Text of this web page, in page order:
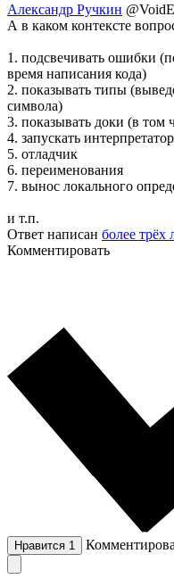
Александр Ручкин
А в каком контексте
1. подсвечивать ошибки
время написания кода)
2. показывать типы
символа)
3. показывать доки (в том
4. запускать
5. отладчик
6. переименования
7. вынос локального
и т.п.
Ответ написан более трёх
Комментировать
Нравится 1